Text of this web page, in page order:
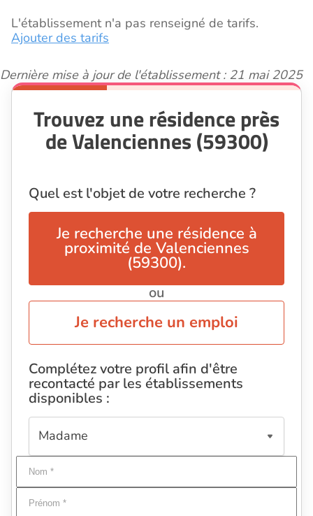
L'établissement n'a pas renseigné de tarifs.
Ajouter des tarifs
Dernière mise à jour de l'établissement : 21 mai 2025
Trouvez une résidence près
de Valenciennes (59300)
Quel est l'objet de votre recherche ?
Je recherche une résidence à
proximité de Valenciennes
(59300).
ou
Je recherche un emploi
Complétez votre profil afin d'être
recontacté par les établissements
disponibles :